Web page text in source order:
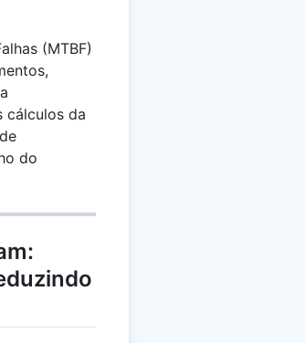
(MTBF)
cálculos da
do